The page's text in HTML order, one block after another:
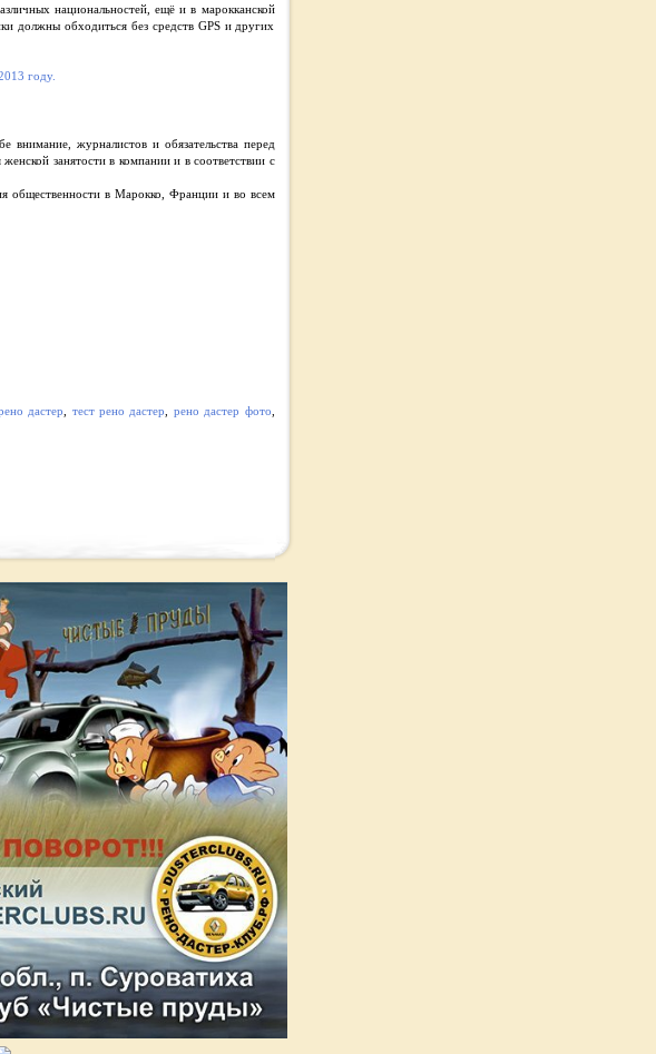
национальностей, ещё и в марокканской
должны обходиться без средств GPS и других
внимание, журналистов и обязательства перед
занятости в компании и в соответствии с
общественности в Марокко, Франции и во всем
дастер тест рено дастер рено дастер фото